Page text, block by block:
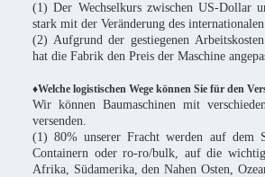
(1) Der Wechselkurs zwischen US-Dollar
stark mit der Veränderung des internationalen
(2) Aufgrund der gestiegenen
hat die Fabrik den Preis der Maschine
♦Welche logistischen Wege können Sie für den
Wir können Baumaschinen mit
versenden.
(1) 80% unserer Fracht werden auf dem
Containern oder ro-ro/bulk, auf die
Afrika, Südamerika, den Nahen Osten,